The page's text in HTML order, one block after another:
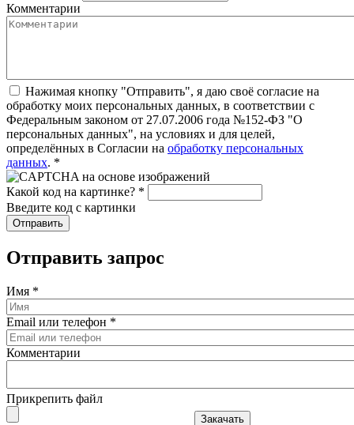
Комментарии
Нажимая кнопку "Отправить", я даю своё согласие на
обработку моих персональных данных, в соответствии с
Федеральным законом от 27.07.2006 года №152-ФЗ "О
персональных данных", на условиях и для целей,
определённых в Согласии на обработку персональных
данных. *
Какой код на картинке? *
Введите код с картинки
Отправить запрос
Имя *
Email или телефон *
Комментарии
Прикрепить файл